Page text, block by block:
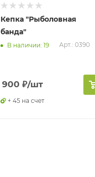
Кепка "Рыболовная
банда"
В наличии: 19 Арт.: 0390
900 ₽/шт
+ 45 на счет